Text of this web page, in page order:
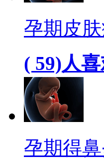
孕期皮
( 59)人
孕期得